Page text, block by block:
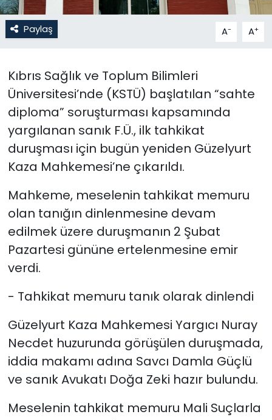
Paylaş A- A+
Kıbrıs Sağlık ve Toplum Bilimleri
Üniversitesi’nde (KSTÜ) başlatılan “sahte
diploma” soruşturması kapsamında
yargılanan sanık F.Ü., ilk tahkikat
duruşması için bugün yeniden Güzelyurt
Kaza Mahkemesi’ne çıkarıldı.
Mahkeme, meselenin tahkikat memuru
olan tanığın dinlenmesine devam
edilmek üzere duruşmanın 2 Şubat
Pazartesi gününe ertelenmesine emir
verdi.
- Tahkikat memuru tanık olarak dinlendi
Güzelyurt Kaza Mahkemesi Yargıcı Nuray
Necdet huzurunda görüşülen duruşmada,
iddia makamı adına Savcı Damla Güçlü
ve sanık Avukatı Doğa Zeki hazır bulundu.
Meselenin tahkikat memuru Mali Suçlarla
Otomobil Dünyası
SAĞLIK
Spor
Teknoloji
TÜRKiYE
Video Galeri
YAŞAM
Yazarlar